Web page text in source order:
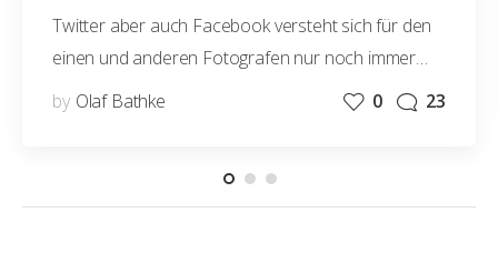
Twitter aber auch Facebook versteht sich für den
einen und anderen Fotografen nur noch immer…
by Olaf Bathke 0 23